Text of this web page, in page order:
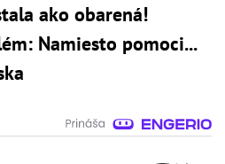
ako obarená!
Namiesto pomoci...